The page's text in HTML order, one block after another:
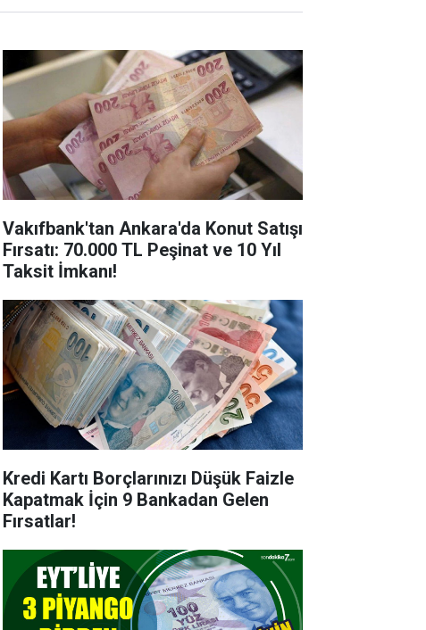
Vakıfbank'tan Ankara'da Konut Satışı
Fırsatı: 70.000 TL Peşinat ve 10 Yıl
Taksit İmkanı!
Kredi Kartı Borçlarınızı Düşük Faizle
Kapatmak İçin 9 Bankadan Gelen
Fırsatlar!